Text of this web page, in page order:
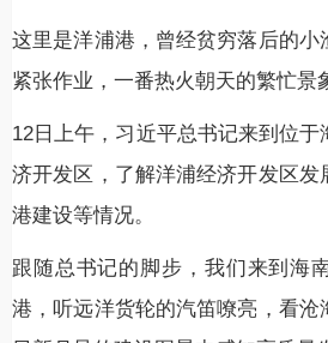
这里是洋浦港，曾经贫穷落后的小
紧张作业，一番热火朝天的繁忙景
12日上午，习近平总书记来到位
济开发区，了解洋浦经济开发区发
港建设等情况。
跟随总书记的脚步，我们来到海
港，听远洋货轮的汽笛嘹亮，看沧